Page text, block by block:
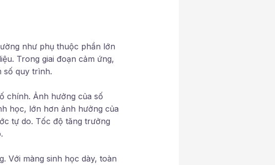
như phụ thuộc phần lớn
Trong giai đoạn cảm ứng,
số quy trình.
chính. Ảnh hưởng của số
học, lớn hơn ảnh hưởng của
tự do. Tốc độ tăng trưởng
Với màng sinh học dày, toàn